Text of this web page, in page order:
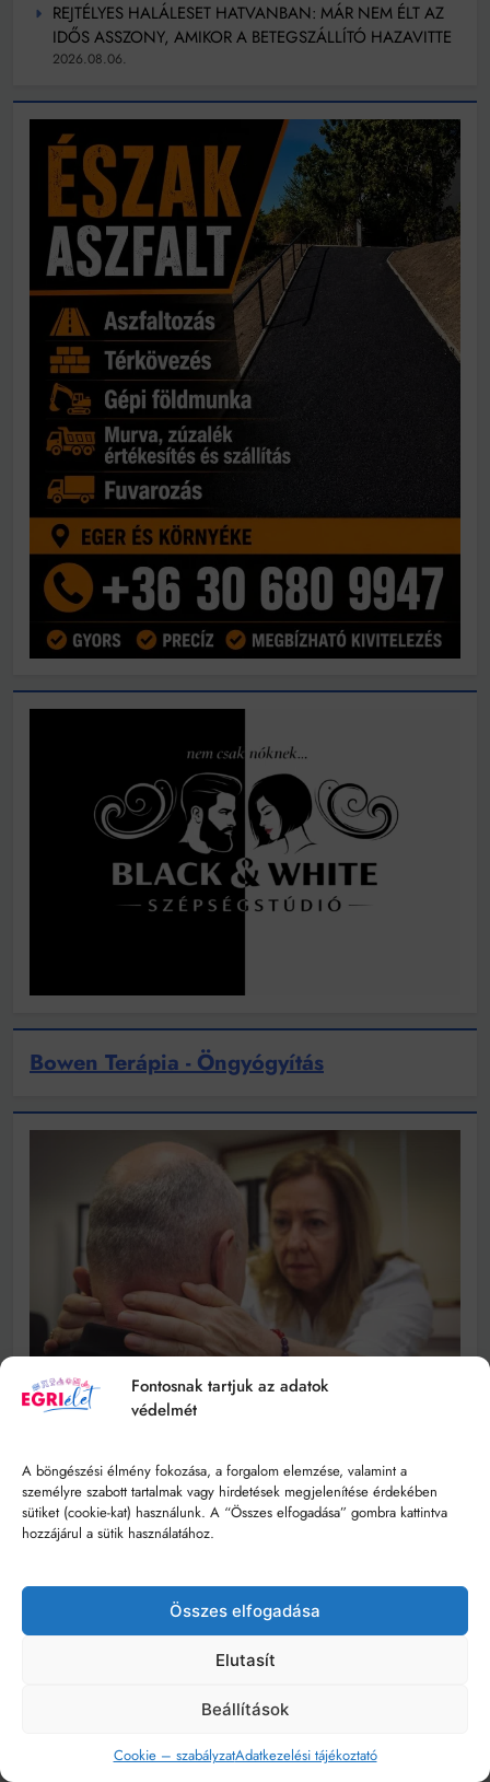
Fontosnak tartjuk az adatok
védelmét
A böngészési élmény fokozása, a forgalom elemzése, valamint a
személyre szabott tartalmak vagy hirdetések megjelenítése érdekében
sütiket (cookie-kat) használunk. A “Összes elfogadása” gombra kattintva
hozzájárul a sütik használatához.
Összes elfogadása
Elutasít
Beállítások
Cookie – szabályzatAdatkezelési tájékoztató
REJTÉLYES HALÁLESET HATVANBAN: MÁR NEM ÉLT AZ
IDŐS ASSZONY, AMIKOR A BETEGSZÁLLÍTÓ HAZAVITTE
2026.08.06.
Bowen Terápia - Öngyógyítás